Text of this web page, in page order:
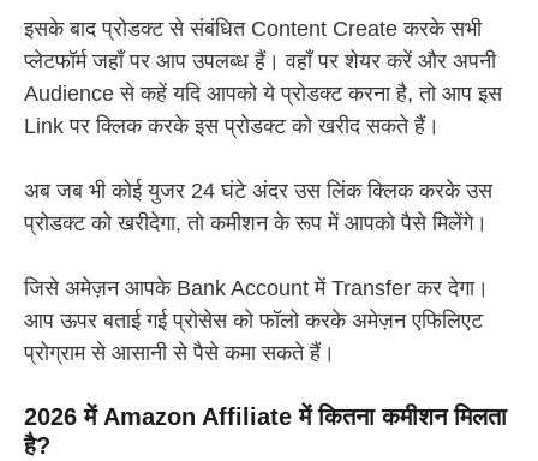
इसके बाद प्रोडक्ट से संबंधित Content Create करके सभी
प्लेटफॉर्म जहाँ पर आप उपलब्ध हैं। वहाँ पर शेयर करें और अपनी
Audience से कहें यदि आपको ये प्रोडक्ट करना है, तो आप इस
Link पर क्लिक करके इस प्रोडक्ट को खरीद सकते हैं।
अब जब भी कोई युजर 24 घंटे अंदर उस लिंक क्लिक करके उस
प्रोडक्ट को खरीदेगा, तो कमीशन के रूप में आपको पैसे मिलेंगे।
जिसे अमेज़न आपके Bank Account में Transfer कर देगा।
आप ऊपर बताई गई प्रोसेस को फॉलो करके अमेज़न एफिलिएट
प्रोग्राम से आसानी से पैसे कमा सकते हैं।
2026 में Amazon Affiliate में कितना कमीशन मिलता
है?